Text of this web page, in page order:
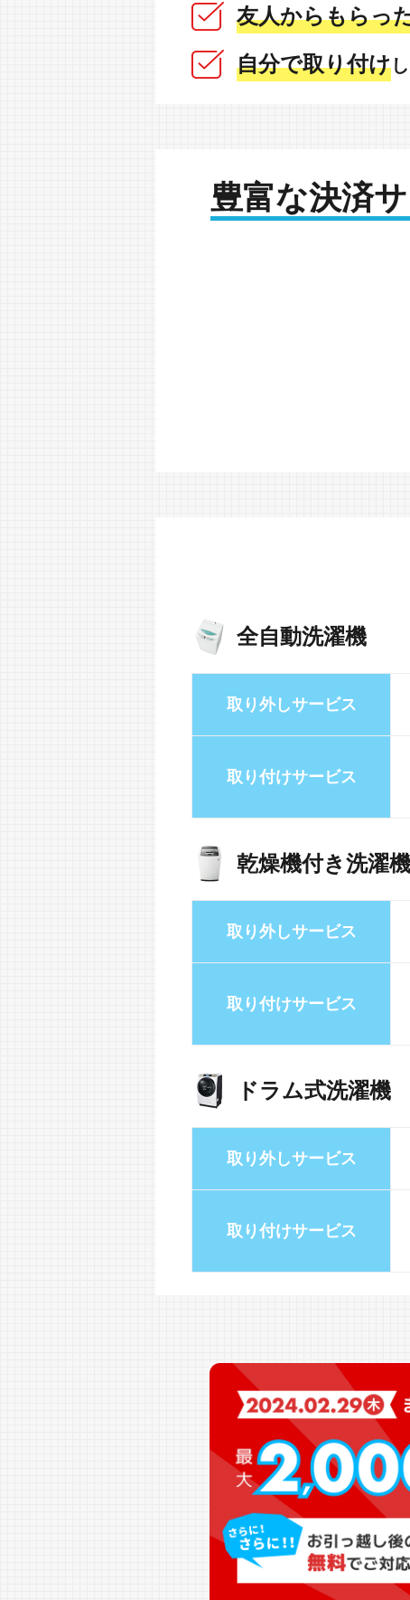
友人からもらっ
自分で取り付け
豊富な決済
全自動洗濯機
取り外しサービス
取り付けサービス
乾燥機付き洗濯機
取り外しサービス
取り付けサービス
ドラム式洗濯機
取り外しサービス
取り付けサービス